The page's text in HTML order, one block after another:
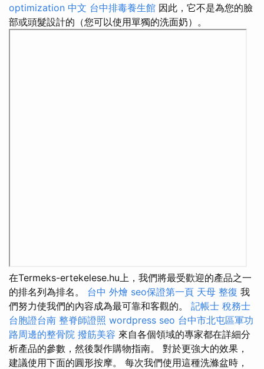
optimization 中文 台中排毒養生館 因此，它不是為您的臉
部或頭髮設計的（您可以使用單獨的洗面奶）。
在Termeks-ertekelese.hu上，我們將最受歡迎的產品之一
的排名列為排名。 台中 外燴 seo保證第一頁 天母 整復 我
們努力使我們的內容成為最可靠和客觀的。 記帳士 稅務士
台胞證台南 整脊師證照 wordpress seo 台中市北屯區軍功
路周邊的整骨院 撥筋美容 來自各個領域的專家都在詳細分
析產品的參數，然後製作購物指南。 對於更強大的效果，
建議使用下面的圓形按摩。 每次我們使用這種洗滌盆時，